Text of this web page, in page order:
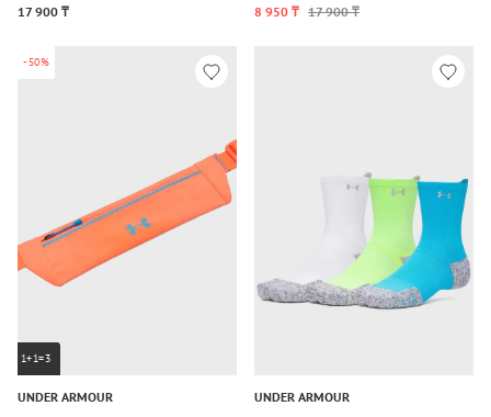
17 900 ₸
8 950 ₸ 17 900 ₸
-50%
1+1=3
UNDER ARMOUR UNDER ARMOUR